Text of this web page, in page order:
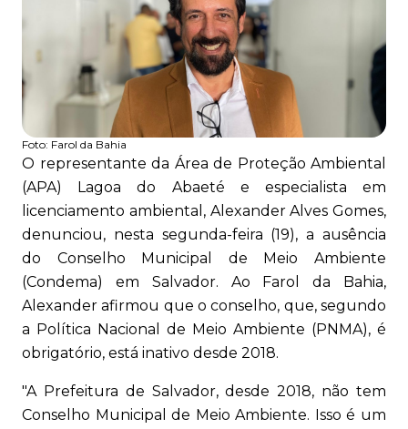
Foto: Farol da Bahia
O representante da Área de Proteção Ambiental
(APA) Lagoa do Abaeté e especialista em
licenciamento ambiental, Alexander Alves Gomes,
denunciou, nesta segunda-feira (19), a ausência
do Conselho Municipal de Meio Ambiente
(Condema) em Salvador. Ao Farol da Bahia,
Alexander afirmou que o conselho, que, segundo
a Política Nacional de Meio Ambiente (PNMA), é
obrigatório, está inativo desde 2018.
"A Prefeitura de Salvador, desde 2018, não tem
Conselho Municipal de Meio Ambiente. Isso é um